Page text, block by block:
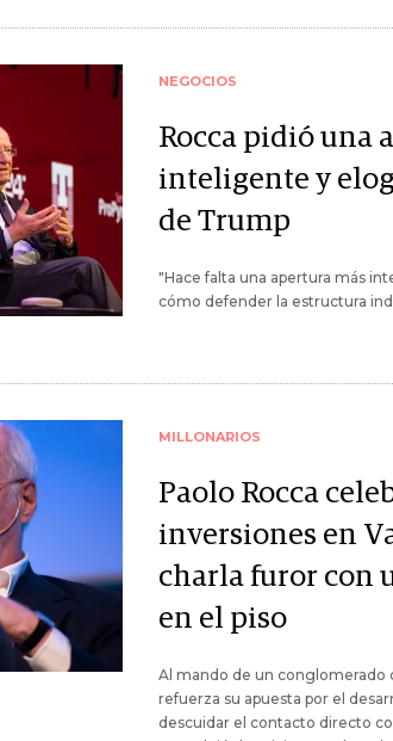
NEGOCIOS
Rocca pidió una
inteligente y
de Trump
"Hace falta una apertura más
cómo defender la estructura
MILLONARIOS
Paolo Rocca
inversiones en
charla furor con
en el piso
Al mando de un conglomerado
refuerza su apuesta por el
descuidar el contacto directo